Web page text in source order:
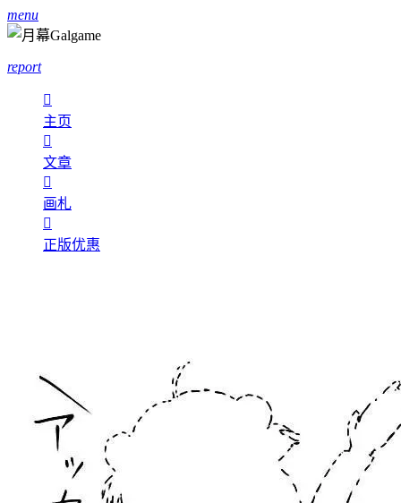
menu
report

主页

文章

画札

正版优惠